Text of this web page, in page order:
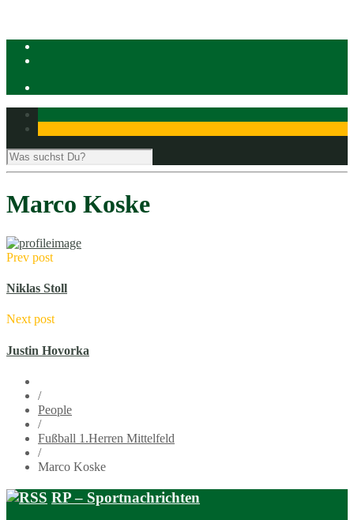
Marco Koske
Prev post
Niklas Stoll
Next post
Justin Hovorka
/
People
/
Fußball 1.Herren Mittelfeld
/
Marco Koske
RP – Sportnachrichten